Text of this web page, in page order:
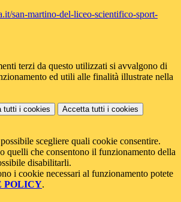
san-martino-del-liceo-scientifico-sport-
terzi da questo utilizzati si avvalgono di
ed utili alle finalità illustrate nella
tutti i cookies Accetta tutti i cookies
scegliere quali cookie consentire.
quelli che consentono il funzionamento della
disabilitarli.
i cookie necessari al funzionamento potete
POLICY.